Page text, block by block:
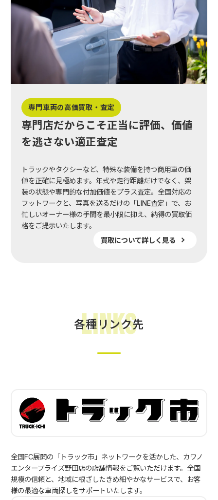
専門車両の高価買取・査定
専門店だからこそ正当に評価、価値
を逃さない適正査定
トラックやタクシーなど、特殊な装備を持つ商用車の価
値を正確に見極めます。年式や走行距離だけでなく、架
装の状態や専門的な付加価値をプラス査定。全国対応の
フットワークと、写真を送るだけの「LINE査定」で、お
忙しいオーナー様の手間を最小限に抑え、納得の買取価
格をご提示いたします。
買取について詳しく見る
各種リンク先
Links
全国FC展開の「トラック市」ネットワークを活かした、カワノ
エンタープライズ野田店の店舗情報をご覧いただけます。全国
規模の信頼と、地域に根ざしたきめ細やかなサービスで、お客
様の最適な車両探しをサポートいたします。